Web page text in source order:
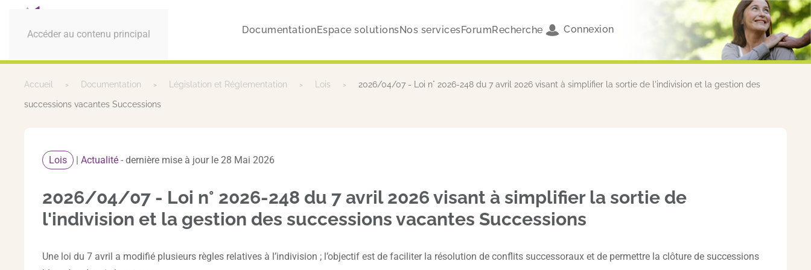
Accéder au contenu principal DocumentationEspace solutionsNos servicesForumRecherche Connexion
Accueil Documentation Législation et Réglementation Lois 2026/04/07 - Loi n° 2026-248 du 7 avril 2026 visant à simplifier la sortie de l'indivision et la gestion des
successions vacantes Successions
Lois | Actualité - dernière mise à jour le 28 Mai 2026
2026/04/07 - Loi n° 2026-248 du 7 avril 2026 visant à simplifier la sortie de
l'indivision et la gestion des successions vacantes Successions
Une loi du 7 avril a modifié plusieurs règles relatives à l’indivision ; l’objectif est de faciliter la résolution de conflits successoraux et de permettre la clôture de successions